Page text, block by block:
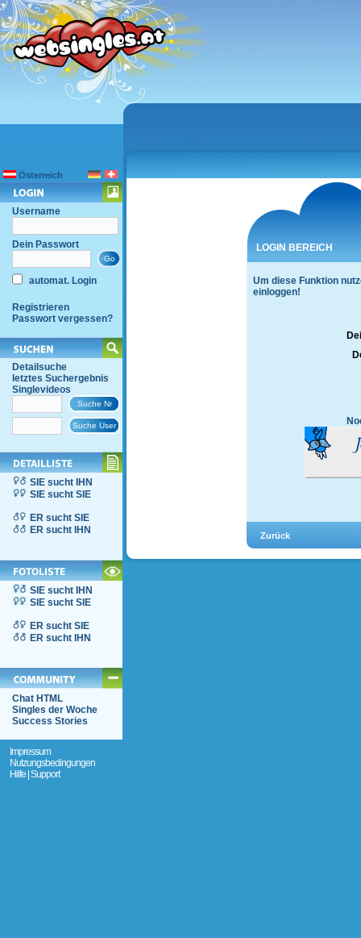
Österreich
Username
Dein Passwort
automat. Login
Registrieren
Passwort vergessen?
Detailsuche
letztes Suchergebnis
Singlevideos
SIE sucht IHN
SIE sucht SIE
ER sucht SIE
ER sucht IHN
SIE sucht IHN
SIE sucht SIE
ER sucht SIE
ER sucht IHN
Chat HTML
Singles der Woche
Success Stories
Impressum
Nutzungsbedingungen
Hilfe | Support
LOGIN BEREICH
Um diese Funktion
einloggen!